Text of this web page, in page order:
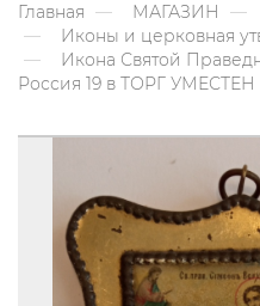
Главная МАГАЗИН
Иконы и церковная
Икона Святой
Россия 19 в ТОРГ УМЕСТЕН